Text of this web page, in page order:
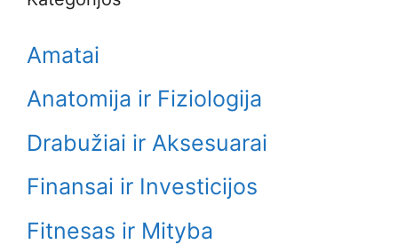
Amatai
Anatomija ir Fiziologija
Drabužiai ir Aksesuarai
Finansai ir Investicijos
Fitnesas ir Mityba